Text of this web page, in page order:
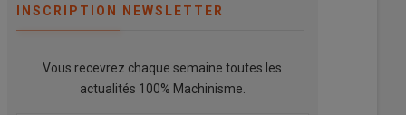
INSCRIPTION NEWSLETTER
Vous recevrez chaque semaine toutes les
actualités 100% Machinisme.